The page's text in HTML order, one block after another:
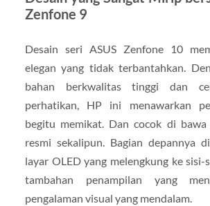
Zenfone 9
Desain seri ASUS Zenfone 10
elegan yang tidak terbantahkan.
bahan berkwalitas tinggi dan
perhatikan, HP ini menawarkan
begitu memikat. Dan cocok di bawa
resmi sekalipun. Bagian depannya
layar OLED yang melengkung ke sisi-
tambahan penampilan yang
pengalaman visual yang mendalam.